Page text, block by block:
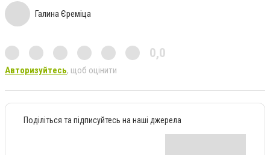
Галина Єреміца
0,0
Авторизуйтесь, щоб оцінити
Поділіться та підписуйтесь на наші джерела